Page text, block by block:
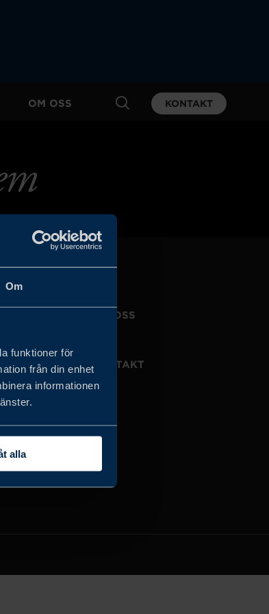
Om
funktioner för
från din enhet
informationen
alla
OM OSS KONTAKT
OM OSS
KONTAKT